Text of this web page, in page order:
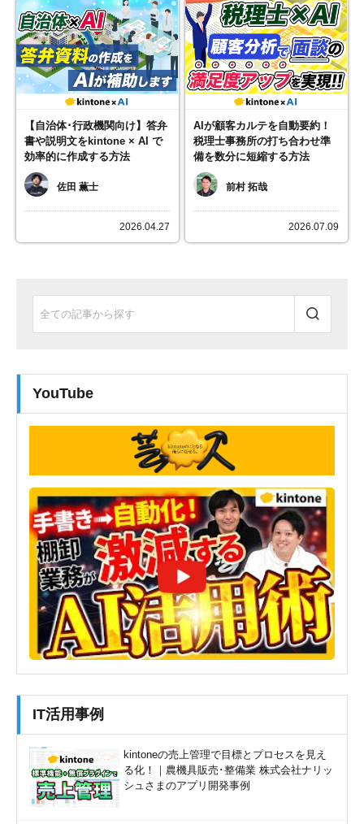
【自治体･行政機関向け】答弁
書や説明文をkintone × AI で
効率的に作成する方法
佐田 薫士
2026.04.27
AIが顧客カルテを自動要約！
税理士事務所の打ち合わせ準
備を数分に短縮する方法
前村 拓哉
2026.07.09
YouTube
IT活用事例
kintoneの売上管理で目標とプロセスを見え
る化！｜農機具販売･整備業 株式会社ナリッ
シュさまのアプリ開発事例